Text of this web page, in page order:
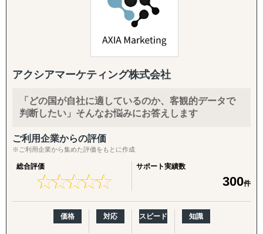
◆以下は個別施策として各専門家チームが対応します。
目的：海外現地を理解し、事業の成功可能性を高める
↳ 市場概況・規制調査
↳ 企業信用調査
↳ 現地視察の企画・アテンド
『集客活動チーム』
目的：海外現地で“売れる”ためのマーケティング活動を確
立する
↳ 多言語サイト制作
↳ EC運用
↳ SNS運用
↳ 広告運用（Google／Meta など）
↳ インフルエンサー施策
「モノづくりを、モノがたりへ。」をミッションに事業を
展開しており、海外進出のサポートにとどまらず、マーケ
ンディング、商品開発、販路構築などお客様のビジネスを
トータルでサポートいたします。
アクシアマーケティング株式会社
「どの国が自社に適しているのか、客観的データで
判断したい」そんなお悩みにお答えします
ご利用企業からの評価
※ご利用企業から集めた評価をもとに作成
総合評価
★★★★★
★★★★★
サポート実績数
300件
価格 対応 スピード 知識